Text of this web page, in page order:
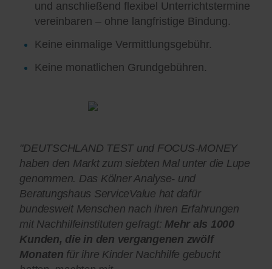
und anschließend flexibel Unterrichtstermine
vereinbaren – ohne langfristige Bindung.
Keine einmalige Vermittlungsgebühr.
Keine monatlichen Grundgebühren.
"DEUTSCHLAND TEST und FOCUS-MONEY
haben den Markt zum siebten Mal unter die Lupe
genommen. Das Kölner Analyse- und
Beratungshaus ServiceValue hat dafür
bundesweit Menschen nach ihren Erfahrungen
mit Nachhilfeinstituten gefragt: Mehr als 1000
Kunden, die in den vergangenen zwölf
Monaten für ihre Kinder Nachhilfe gebucht